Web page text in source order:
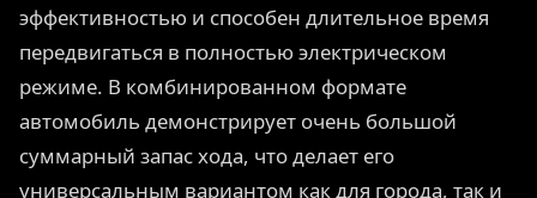
эффективностью и способен длительное время
передвигаться в полностью электрическом
режиме. В комбинированном формате
автомобиль демонстрирует очень большой
суммарный запас хода, что делает его
универсальным вариантом как для города, так и